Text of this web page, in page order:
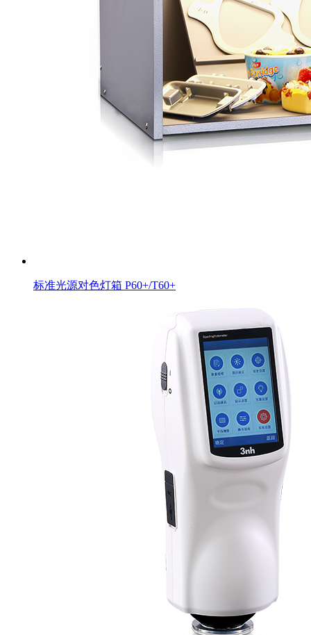
标准光源对色灯箱 P60+/T60+